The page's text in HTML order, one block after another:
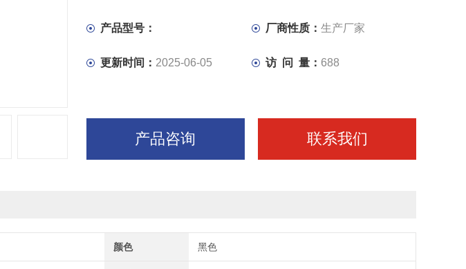
产品型号： 厂商性质： 生产厂家
更新时间： 2025-06-05 访 问 量： 688
产品咨询 联系我们
颜色 黑色